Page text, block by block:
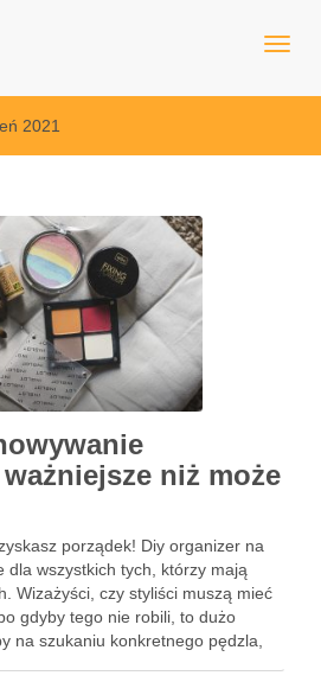
2021
niż może
porządek! Diy organizer na
dla wszystkich tych, którzy mają
Wizażyści, czy styliści muszą mieć
gdyby tego nie robili, to dużo
na szukaniu konkretnego pędzla,